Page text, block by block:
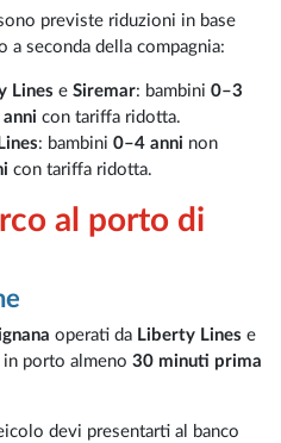
previste riduzioni in base
a seconda della compagnia:
Lines eSiremar: bambini0–3
con tariffa ridotta.
: bambini0–4 anni non
con tariffa ridotta.
al porto di
operati da Liberty Lines e
in porto almeno30 minuti prima
devi presentarti al banco